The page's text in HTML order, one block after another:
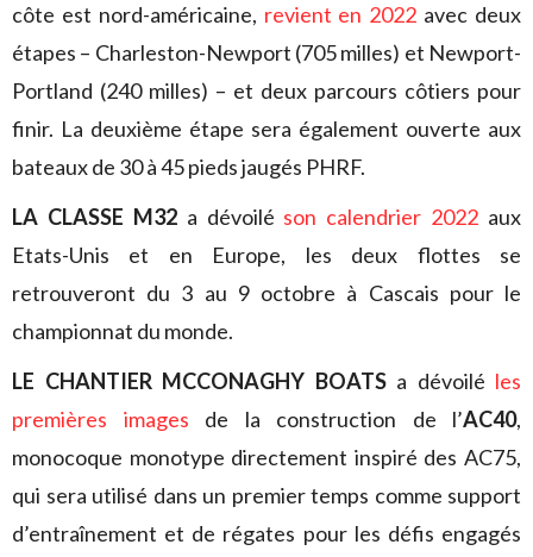
côte est nord-américaine, revient en 2022 avec deux
étapes – Charleston-Newport (705 milles) et Newport-
Portland (240 milles) – et deux parcours côtiers pour
finir. La deuxième étape sera également ouverte aux
bateaux de 30 à 45 pieds jaugés PHRF.
LA CLASSE M32a dévoilé son calendrier 2022 aux
Etats-Unis et en Europe, les deux flottes se
retrouveront du 3 au 9 octobre à Cascais pour le
championnat du monde.
LE CHANTIER MCCONAGHY BOATSa dévoilé les
premières images de la construction de l’AC40,
monocoque monotype directement inspiré des AC75,
qui sera utilisé dans un premier temps comme support
d’entraînement et de régates pour les défis engagés